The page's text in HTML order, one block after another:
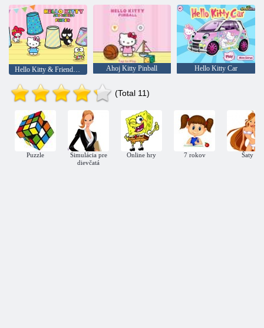
Ahoj Kitty Pinball Hello Kitty Car
(Total 11)
Puzzle
Simulácia pre
dievčatá
Online hry 7 rokov Šaty